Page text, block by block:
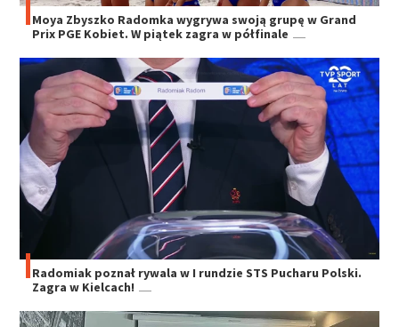
Moya Zbyszko Radomka wygrywa swoją grupę w Grand
Prix PGE Kobiet. W piątek zagra w półfinale
Radomiak poznał rywala w I rundzie STS Pucharu Polski.
Zagra w Kielcach!